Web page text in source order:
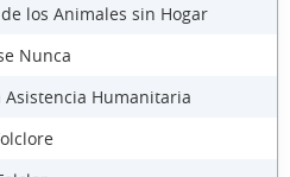
los Animales sin Hogar
Nunca
Humanitaria